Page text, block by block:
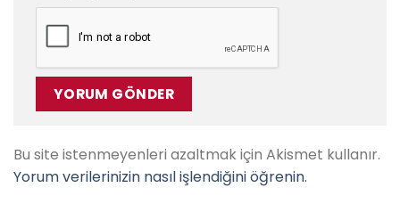
Bu site istenmeyenleri azaltmak için Akismet kullanır.
Yorum verilerinizin nasıl işlendiğini öğrenin.